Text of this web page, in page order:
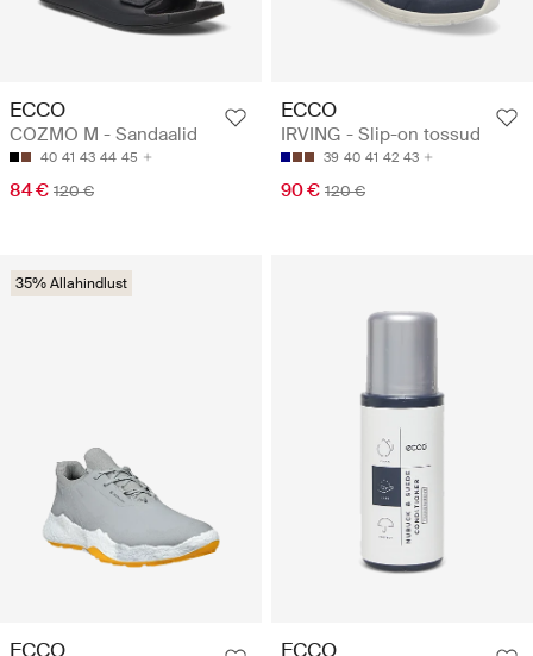
ECCO
COZMO M - Sandaalid
40 41 43 44 45
84 € 120 €
ECCO
IRVING - Slip-on tossud
39 40 41 42 43
90 € 120 €
35% Allahindlust
ECCO ECCO